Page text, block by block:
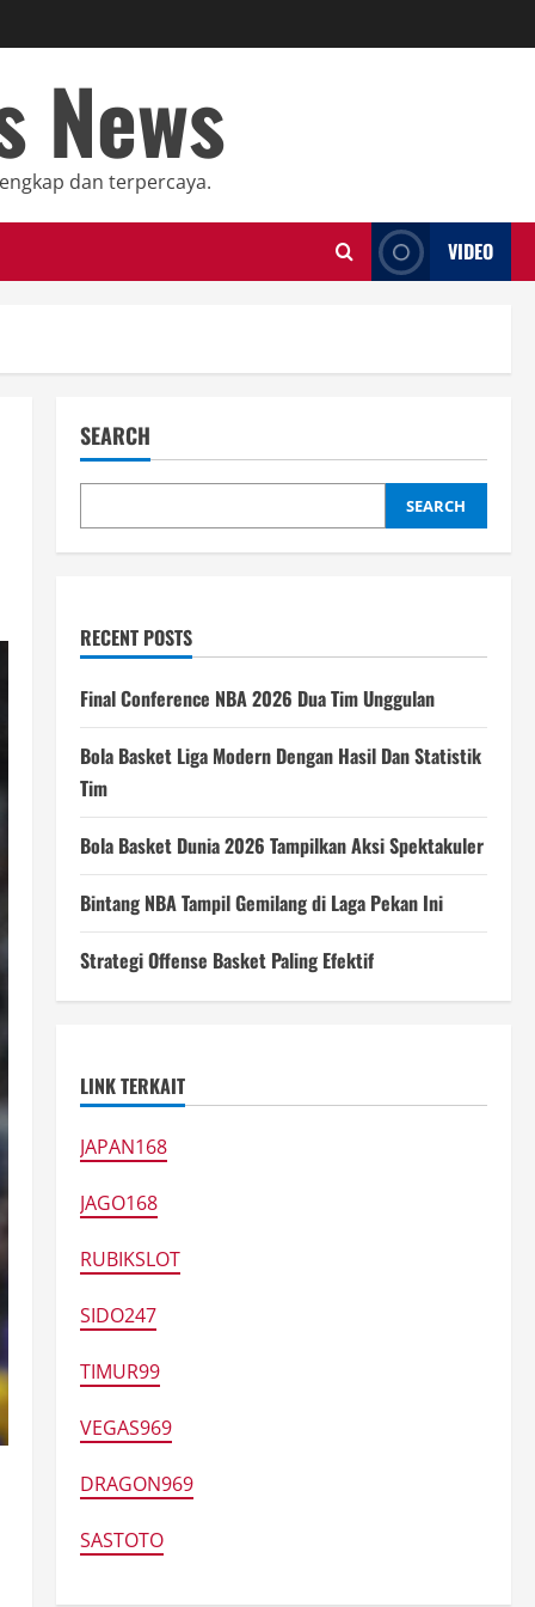
News
dan terpercaya.
VIDEO
SEARCH
SEARCH
RECENT POSTS
Final Conference NBA 2026 Dua Tim Unggulan
Bola Basket Liga Modern Dengan Hasil Dan Statistik
Tim
Bola Basket Dunia 2026 Tampilkan Aksi Spektakuler
Bintang NBA Tampil Gemilang di Laga Pekan Ini
Strategi Offense Basket Paling Efektif
LINK TERKAIT
JAPAN168
JAGO168
RUBIKSLOT
SIDO247
TIMUR99
VEGAS969
DRAGON969
SASTOTO